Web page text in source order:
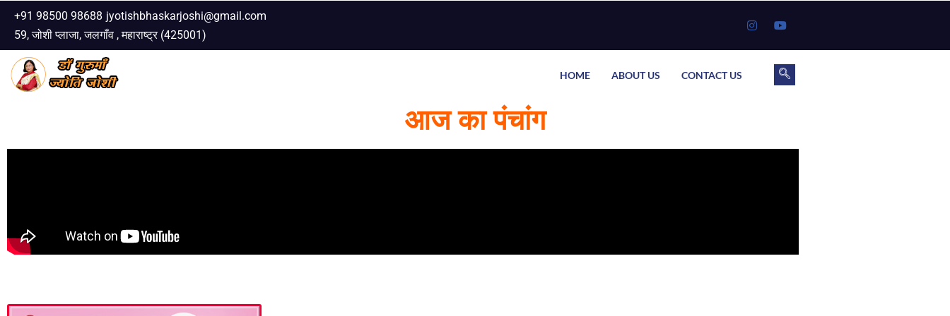
Skip
to
content
+91 98500 98688 jyotishbhaskarjoshi@gmail.com
59, जोशी प्लाजा, जलगाँव , महाराष्ट्र (425001)
HOME ABOUT US CONTACT US
आज का पंचांग